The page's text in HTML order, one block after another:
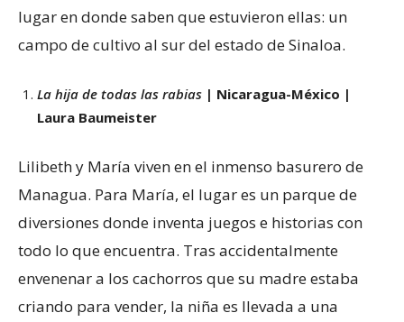
lugar en donde saben que estuvieron ellas: un
campo de cultivo al sur del estado de Sinaloa.
La hija de todas las rabias | Nicaragua-México |
Laura Baumeister
Lilibeth y María viven en el inmenso basurero de
Managua. Para María, el lugar es un parque de
diversiones donde inventa juegos e historias con
todo lo que encuentra. Tras accidentalmente
envenenar a los cachorros que su madre estaba
criando para vender, la niña es llevada a una